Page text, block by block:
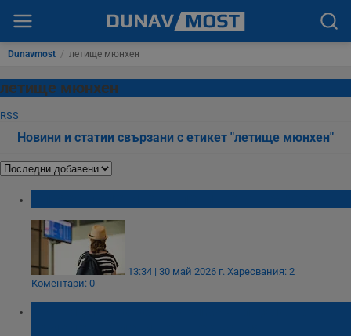
Dunavmost / летище мюнхен
летище мюнхен
RSS
Новини и статии свързани с етикет "летище мюнхен"
13:34 | 30 май 2026 г. Харесвания: 2
Коментари: 0